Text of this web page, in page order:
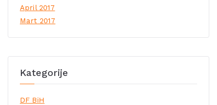
April 2017
Mart 2017
Kategorije
DF BiH